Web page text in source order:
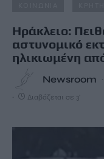
Ηράκλειο:
αστυνομικό
ηλικιωμένη
Newsroom
Διαβάζεται σε 3'